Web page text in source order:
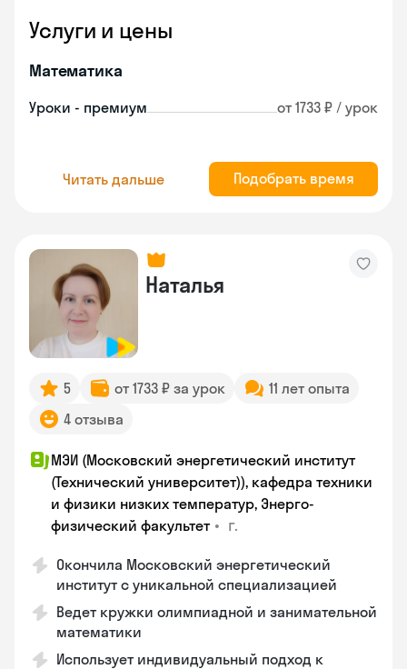
Услуги и цены
Математика
Уроки - премиум от 1733 ₽ / урок
Читать дальше Подобрать время
Наталья
5 от 1733 ₽ за урок
11 лет опыта
4 отзыва
МЭИ (Московский энергетический институт
(Технический университет)), кафедра техники
и физики низких температур, Энерго-
физический факультет • г.
Окончила Московский энергетический
институт с уникальной специализацией
Ведет кружки олимпиадной и занимательной
математики
Использует индивидуальный подход к